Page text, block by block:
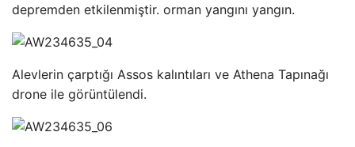
depremden etkilenmiştir. orman yangını yangın.
Alevlerin çarptığı Assos kalıntıları ve Athena Tapınağı
drone ile görüntülendi.